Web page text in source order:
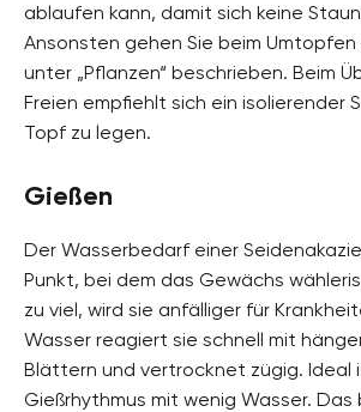
ablaufen kann, damit sich keine
Ansonsten gehen Sie beim Umtopfen
unter „Pflanzen“ beschrieben. Beim
Freien empfiehlt sich ein isolierender
Topf zu legen.
Gießen
Der Wasserbedarf einer
Punkt, bei dem das Gewächs
zu viel, wird sie anfälliger für
Wasser reagiert sie schnell mit
Blättern und vertrocknet zügig. Ideal
Gießrhythmus mit wenig Wasser.